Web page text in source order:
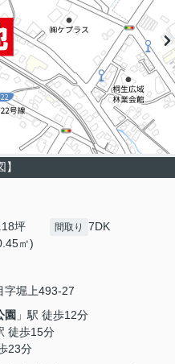
】
坪
㎡)
間取り 7DK
字堀上493-27
園 」駅 徒歩12分
徒歩15分
23分